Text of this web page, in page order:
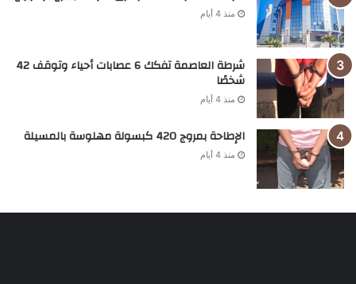
منذ 4 أيام
شرطة العاصمة تفكك 6 عصابات أحياء وتوقف 42
شخصًا
منذ 4 أيام
الإطاحة بمروج 420 كبسولة مهلوسة بالمسيلة
منذ 4 أيام